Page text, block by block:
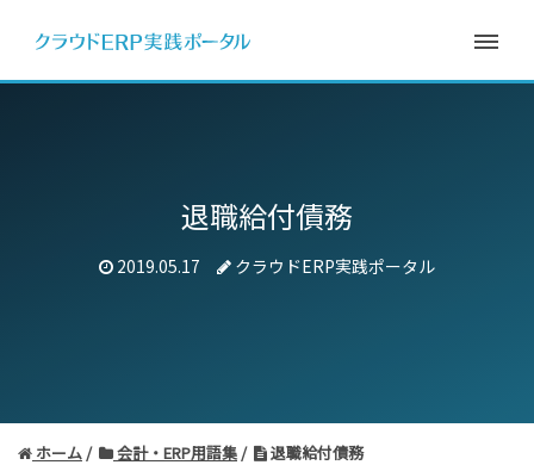
退職給付債務
2019.05.17 クラウドERP実践ポータル
ホーム 会計・ERP用語集 退職給付債務